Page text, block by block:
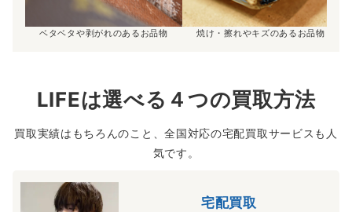
ベタベタや剥がれのあるお品物 焼け・擦れやキズのあるお品物
LIFEは選べる４つの買取方法
買取実績はもちろんのこと、全国対応の宅配買取サービスも人
気です。
宅配買取